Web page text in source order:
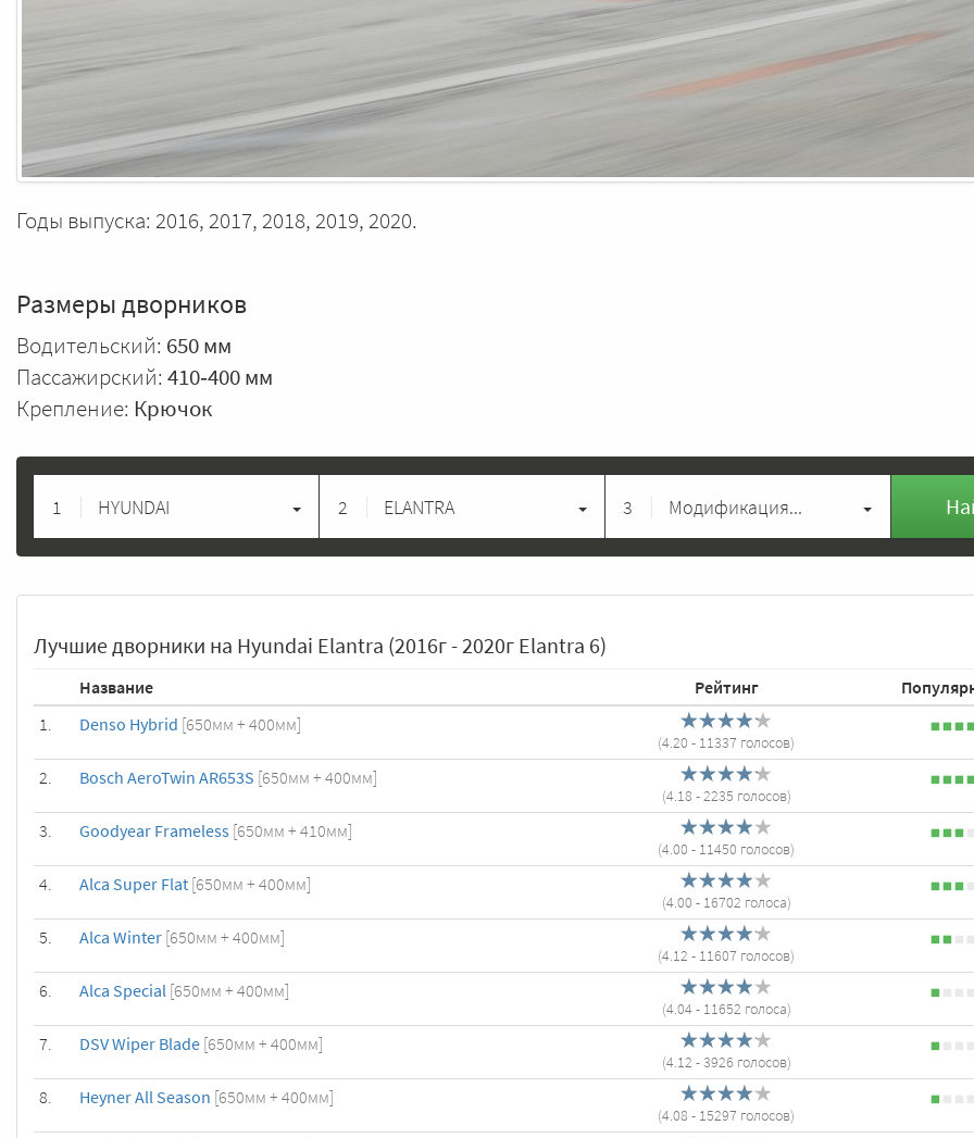
Годы выпуска: 2016, 2017, 2018, 2019, 2020.
Размеры дворников
Водительский: 650 мм
Пассажирский: 410‑400 мм
Крепление: Крючок
1 HYUNDAI 2 ELANTRA 3 Модификация...
Лучшие дворники на Hyundai Elantra (2016г - 2020г Elantra 6)
Название Рейтинг
1.
Denso Hybrid [650мм + 400мм]
(4.20 - 11337 голосов)
2. Bosch AeroTwin AR653S [650мм + 400мм]
(4.18 - 2235 голосов)
3. Goodyear Frameless [650мм + 410мм]
(4.00 - 11450 голосов)
4. Alca Super Flat [650мм + 400мм]
(4.00 - 16702 голоса)
5. Alca Winter [650мм + 400мм]
(4.12 - 11607 голосов)
6. Alca Special [650мм + 400мм]
(4.04- 11652 голоса)
7. DSV Wiper Blade [650мм + 400мм]
(4.12 - 3926 голосов)
8. Heyner All Season [650мм + 400мм]
(4.08 - 15297 голосов)